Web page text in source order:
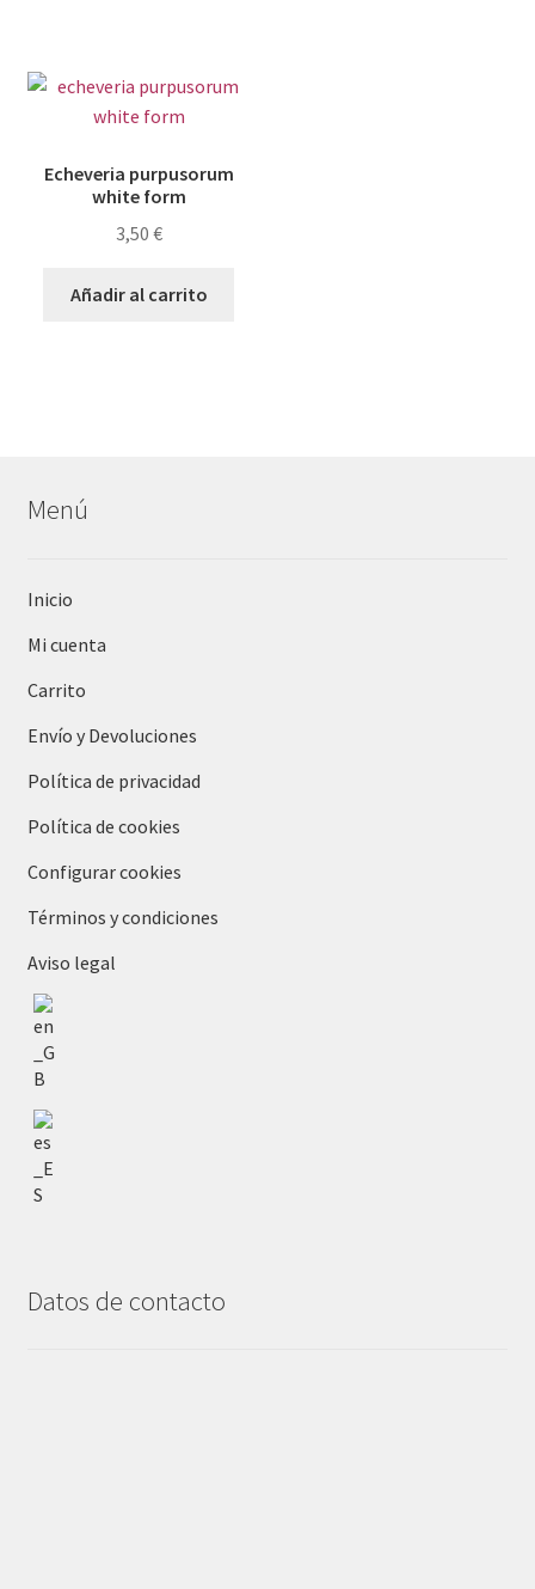
Echeveria purpusorum
white form
3,50 €
Añadir al carrito
Menú
Inicio
Mi cuenta
Carrito
Envío y Devoluciones
Política de privacidad
Política de cookies
Configurar cookies
Términos y condiciones
Aviso legal
Datos de contacto